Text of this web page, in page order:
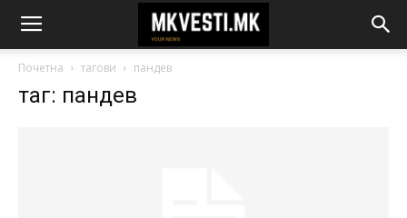
Почетна тагови пандев
таг: пандев